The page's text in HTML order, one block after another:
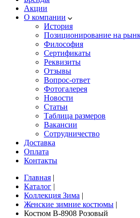
Акции
О компании
История
Позиционирование на
Философия
Сертификаты
Реквизиты
Отзывы
Вопрос-ответ
Фотогалерея
Новости
Статьи
Таблица размеров
Вакансии
Сотрудничество
Доставка
Оплата
Контакты
Главная |
Каталог |
Коллекция Зима |
Женские зимние костюмы |
Костюм B-8908 Розовый